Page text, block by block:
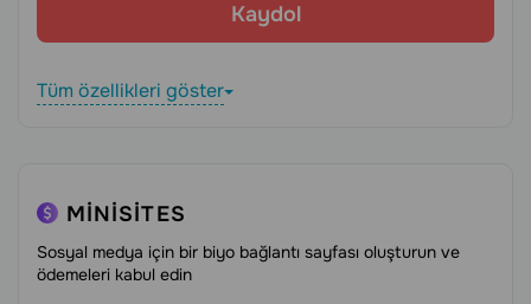
Kaydol
Tüm özellikleri göster
MINISITES
Sosyal medya için bir biyo bağlantı sayfası oluşturun ve
ödemeleri kabul edin